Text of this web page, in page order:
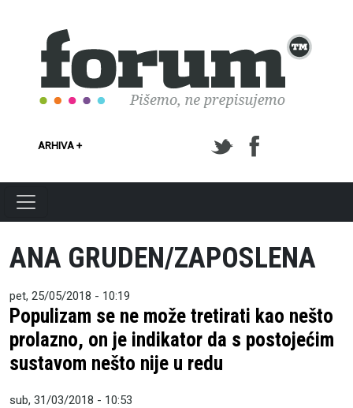
ARHIVA +
ANA GRUDEN/ZAPOSLENA
pet, 25/05/2018 - 10:19
Populizam se ne može tretirati kao nešto
prolazno, on je indikator da s postojećim
sustavom nešto nije u redu
sub, 31/03/2018 - 10:53